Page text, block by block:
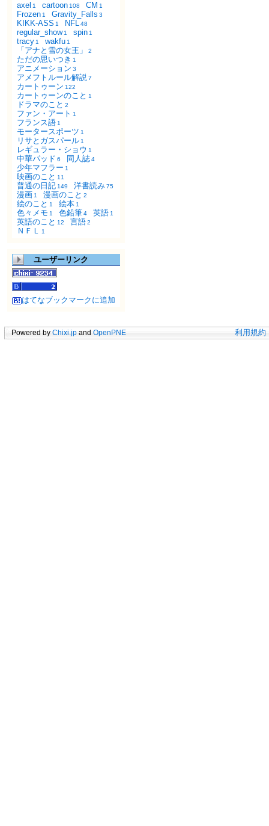
axel 1 cartoon 108 CM 1
Frozen 1 Gravity_Falls 3
KIKK-ASS 1 NFL48
regular_show 1 spin 1
tracy 1 wakfu 1
「アナと雪の女王」 2
ただの思いつき 1
アニメーション 3
アメフトルール解説7
カートゥーン 122
カートゥーンのこと 1
ドラマのこと 2
ファン・アート 1
フランス語 1
モータースポーツ 1
リサとガスパール 1
レギュラー・ショウ 1
中華パッド 6 同人誌4
少年マフラー 1
映画のこと 11
普通の日記 149 洋書読み75
漫画 1 漫画のこと 2
絵のこと 1 絵本 1
色々メモ 1 色鉛筆4 英語 1
英語のこと 12 言語2
ＮＦＬ 1
ユーザーリンク
はてなブックマークに追加
Powered by Chixi.jp and OpenPNE 利用規約